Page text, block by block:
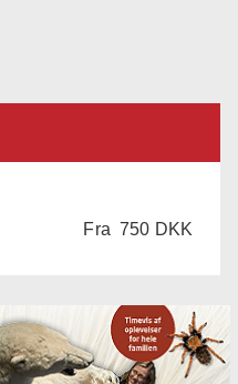
Fra750 DKK